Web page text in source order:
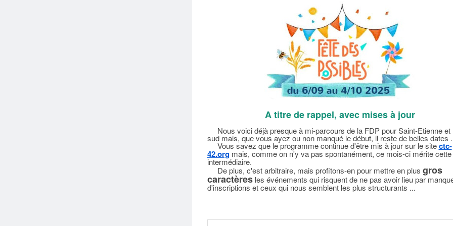
A titre de rappel, avec mises à jour
Nous voici déjà presque à mi-parcours de la FDP pour Saint-Etienne et
sud mais, que vous ayez ou non manqué le début, il reste de belles dates
Vous savez que le programme continue d'être mis à jour sur le sitectc-
42.orgmais, comme on n'y va pas spontanément, ce mois-ci mérite cette
intermédiaire.
De plus, c'est arbitraire, mais profitons-en pour mettre en plus gros
caractèresles événements qui risquent de ne pas avoir lieu par
d'inscriptions et ceux qui nous semblent les plus structurants ...